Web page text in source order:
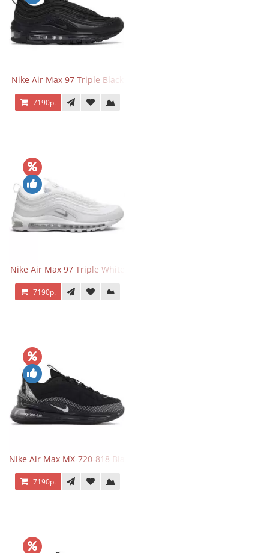
Nike Air Max 97 Triple Black
7190р.
Nike Air Max 97 Triple White
7190р.
Nike Air Max MX-720-818 Black
7190р.